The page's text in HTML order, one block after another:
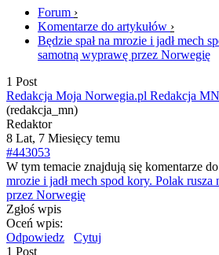
Forum ›
Komentarze do artykułów ›
Będzie spał na mrozie i jadł mech
samotną wyprawę przez Norwegię
1 Post
Redakcja Moja Norwegia.pl Redakcja MN
(redakcja_mn)
Redaktor
8 Lat, 7 Miesięcy temu
#443053
W tym temacie znajdują się komentarze
mrozie i jadł mech spod kory. Polak rusza
przez Norwegię
Zgłoś wpis
Oceń wpis:
Odpowiedz
Cytuj
1 Post